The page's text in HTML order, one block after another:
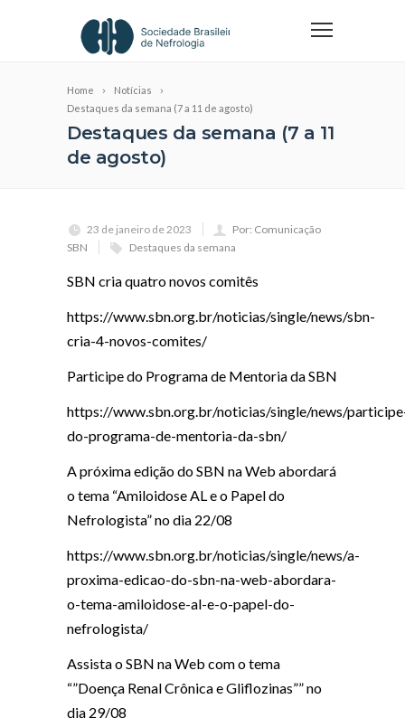
Home
Notícias
Destaques da semana (7 a 11 de agosto)
Destaques da semana (7 a 11
de agosto)
23 de janeiro de 2023
Por: Comunicação
SBN
Destaques da semana
SBN cria quatro novos comitês
https://www.sbn.org.br/noticias/single/news/sbn-
cria-4-novos-comites/
Participe do Programa de Mentoria da SBN
https://www.sbn.org.br/noticias/single/news/
do-programa-de-mentoria-da-sbn/
A próxima edição do SBN na Web abordará
o tema “Amiloidose AL e o Papel do
Nefrologista” no dia 22/08
https://www.sbn.org.br/noticias/single/news/a-
proxima-edicao-do-sbn-na-web-abordara-
o-tema-amiloidose-al-e-o-papel-do-
nefrologista/
Assista o SBN na Web com o tema
“”Doença Renal Crônica e Gliflozinas”” no
dia 29/08